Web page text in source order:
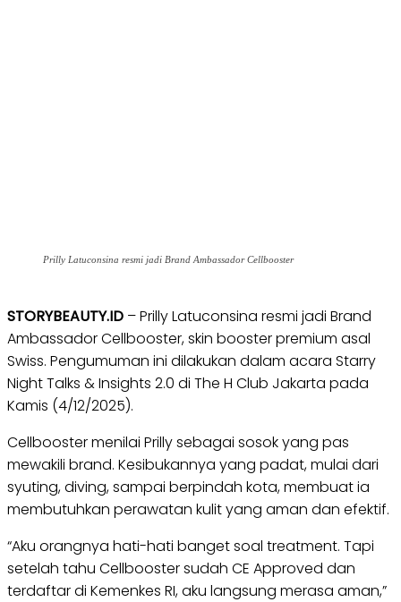
Prilly Latuconsina resmi jadi Brand Ambassador Cellbooster
STORYBEAUTY.ID – Prilly Latuconsina resmi jadi Brand
Ambassador Cellbooster, skin booster premium asal
Swiss. Pengumuman ini dilakukan dalam acara Starry
Night Talks & Insights 2.0 di The H Club Jakarta pada
Kamis (4/12/2025).
Cellbooster menilai Prilly sebagai sosok yang pas
mewakili brand. Kesibukannya yang padat, mulai dari
syuting, diving, sampai berpindah kota, membuat ia
membutuhkan perawatan kulit yang aman dan efektif.
“Aku orangnya hati-hati banget soal treatment. Tapi
setelah tahu Cellbooster sudah CE Approved dan
terdaftar di Kemenkes RI, aku langsung merasa aman,”